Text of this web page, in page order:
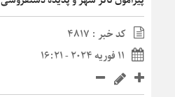
کد خبر : 4817
11 فوریه 2024 - 16:21